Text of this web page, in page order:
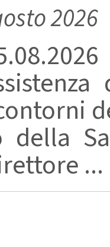
2026
della
...